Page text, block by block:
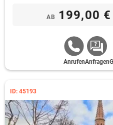
AB 199,00 €
AnrufenAnfragen
ID: 45193